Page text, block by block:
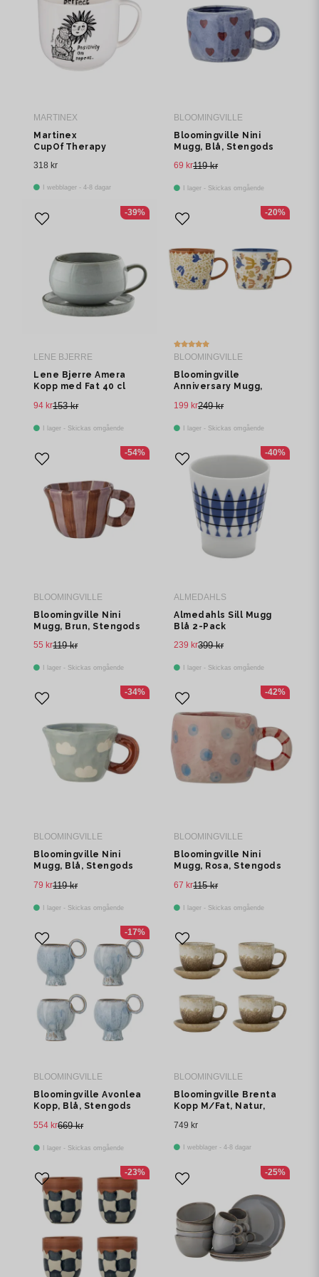
En standard kaffekopp rymmer 20-25 cl. Espressokoppar är
mindre (6-8 cl) och cappuccinokoppar ligger mittemellan (15-20 cl).
Kan man ha kaffekoppar i diskmaskin?
dekorer.
MARTINEX
Martinex
CupOfTherapy
318 kr
I webblager - 4-8 dagar
BLOOMINGVILLE
Bloomingville Nini
Mugg, Blå, Stengods
119 kr
69 kr
I lager - Skickas omgående
LENE BJERRE
Lene Bjerre Amera
Kopp med Fat 40 cl
153 kr
94 kr
I lager - Skickas omgående
-39%
BLOOMINGVILLE
Bloomingville
Anniversary Mugg,
Ø9,5xH8 cm, Set om 2
249 kr
199 kr
I lager - Skickas omgående
-20%
BLOOMINGVILLE
Bloomingville Nini
Mugg, Brun, Stengods
119 kr
55 kr
I lager - Skickas omgående
-54%
ALMEDAHLS
Almedahls Sill Mugg
Blå 2-Pack
399 kr
239 kr
I lager - Skickas omgående
-40%
BLOOMINGVILLE
Bloomingville Nini
Mugg, Blå, Stengods
119 kr
79 kr
I lager - Skickas omgående
-34%
BLOOMINGVILLE
Bloomingville Nini
Mugg, Rosa, Stengods
115 kr
67 kr
I lager - Skickas omgående
-42%
BLOOMINGVILLE
Bloomingville Avonlea
Kopp, Blå, Stengods
669 kr
554 kr
I lager - Skickas omgående
-17%
BLOOMINGVILLE
Bloomingville Brenta
Kopp M/Fat, Natur,
C:Ø8xH7/S:Ø11xH2 cm,
749 kr
I webblager - 4-8 dagar
-23% -25%